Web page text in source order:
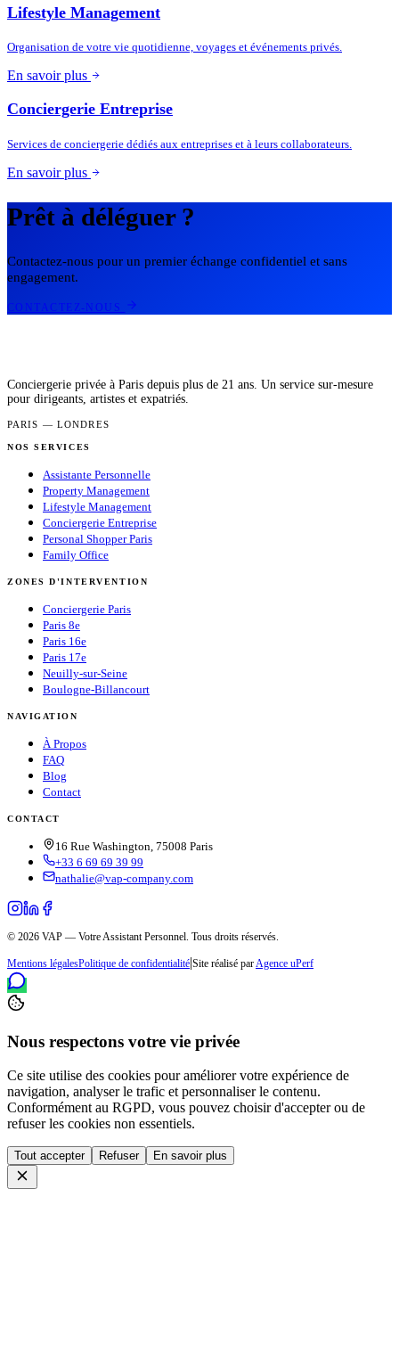
Lifestyle Management
Organisation de votre vie quotidienne, voyages et événements privés.
En savoir plus
Conciergerie Entreprise
Services de conciergerie dédiés aux entreprises et à leurs collaborateurs.
En savoir plus
Prêt à déléguer ?
Contactez-nous pour un premier échange confidentiel et sans
engagement.
CONTACTEZ-NOUS
Conciergerie privée à Paris depuis plus de 21 ans. Un service sur-mesure
pour dirigeants, artistes et expatriés.
PARIS — LONDRES
NOS SERVICES
Assistante Personnelle
Property Management
Lifestyle Management
Conciergerie Entreprise
Personal Shopper Paris
Family Office
ZONES D'INTERVENTION
Conciergerie Paris
Paris 8e
Paris 16e
Paris 17e
Neuilly-sur-Seine
Boulogne-Billancourt
NAVIGATION
À Propos
FAQ
Blog
Contact
CONTACT
16 Rue Washington, 75008 Paris
+33 6 69 69 39 99
nathalie@vap-company.com
© 2026 VAP — Votre Assistant Personnel. Tous droits réservés.
Mentions légalesPolitique de confidentialité|Site réalisé par Agence uPerf
Nous respectons votre vie privée
Ce site utilise des cookies pour améliorer votre expérience de
navigation, analyser le trafic et personnaliser le contenu.
Conformément au RGPD, vous pouvez choisir d'accepter ou de
refuser les cookies non essentiels.
Tout accepter Refuser En savoir plus